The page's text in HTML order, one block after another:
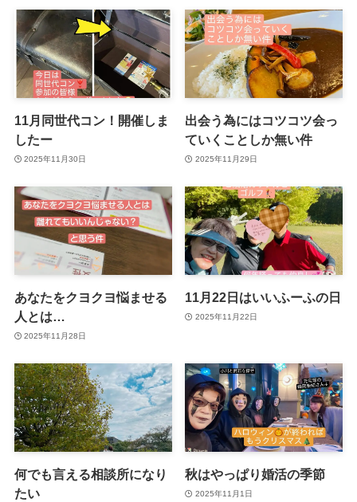
11月同世代コン！開催しま
したー
2025年11月30日
出会う為にはコツコツ会っ
ていくことしか無い件
2025年11月29日
あなたをクヨクヨ悩ませる
人とは…
2025年11月28日
11月22日はいいふーふの日
2025年11月22日
何でも言える相談所になり
たい
秋はやっぱり婚活の季節
2025年11月1日